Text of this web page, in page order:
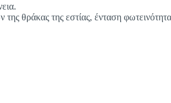
θράκας της εστίας, ένταση